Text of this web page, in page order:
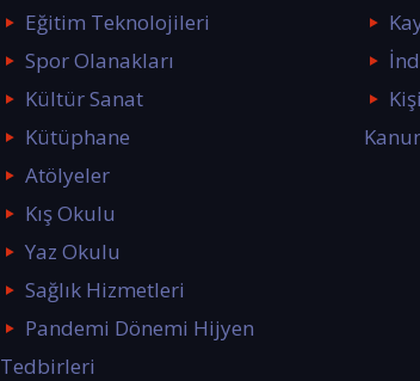
Eğitim Teknolojileri
Spor Olanakları
Kültür Sanat
Kütüphane
Atölyeler
Kış Okulu
Yaz Okulu
Sağlık Hizmetleri
Pandemi Dönemi Hijyen
Tedbirleri